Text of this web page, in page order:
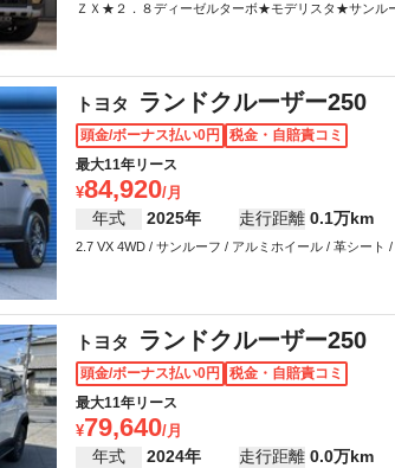
ＺＸ★２．８ディーゼルターボ★モデリスタ★サンル
トヨタ ランドクルーザー250
頭金/ボーナス払い0円
税金・自賠責コミ
最大11年リース
84,920
年式 2025年 走行距離 0.1万km
2.7 VX 4WD / サンルーフ / アルミホイール / 革シー
トヨタ ランドクルーザー250
頭金/ボーナス払い0円
税金・自賠責コミ
最大11年リース
79,640
年式 2024年 走行距離 0.0万km